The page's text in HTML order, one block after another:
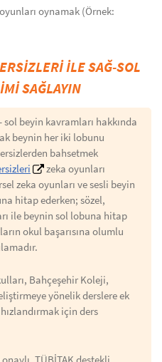
oynamak (Örnek:
İLE SAĞ-SOL
SAĞLAYIN
sol beyin kavramları hakkında
beynin her iki lobunu
bahsetmek
zeka oyunları
zeka oyunları ve sesli beyin
hitap ederken; sözel,
ile beynin sol lobuna hitap
okul başarısına olumlu
Bahçeşehir Koleji,
yönelik derslere ek
için ders